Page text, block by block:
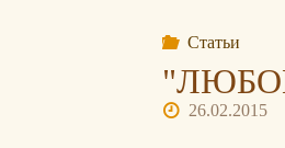
Статьи
26.02.2015